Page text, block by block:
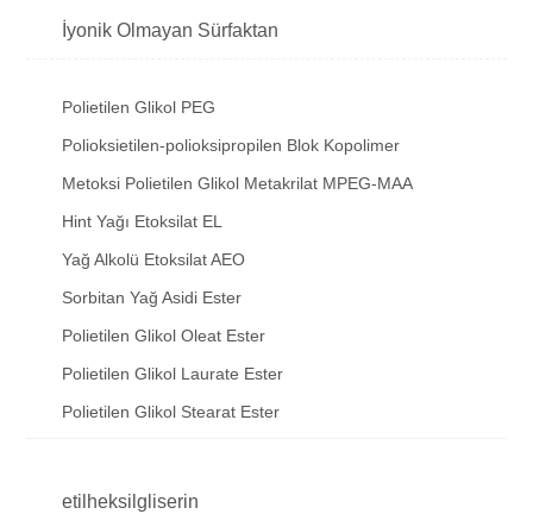
İyonik Olmayan Sürfaktan
Polietilen Glikol PEG
Polioksietilen-polioksipropilen Blok Kopolimer
Metoksi Polietilen Glikol Metakrilat MPEG-MAA
Hint Yağı Etoksilat EL
Yağ Alkolü Etoksilat AEO
Sorbitan Yağ Asidi Ester
Polietilen Glikol Oleat Ester
Polietilen Glikol Laurate Ester
Polietilen Glikol Stearat Ester
etilheksilgliserin